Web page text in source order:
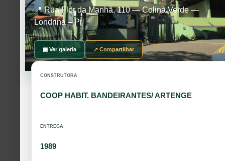
📍 Rua Flor da Manhã, 110 — Colina Verde —
Londrina – Pr
▣ Ver galeria ↗ Compartilhar
CONSTRUTORA
COOP HABIT. BANDEIRANTES/ ARTENGE
ENTREGA
1989